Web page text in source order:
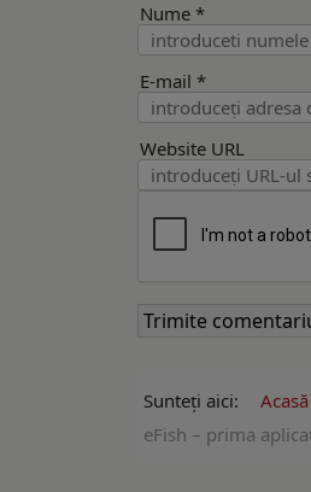
Nume *
E-mail *
Website URL
Sunteți aici: Acasă
eFish – prima